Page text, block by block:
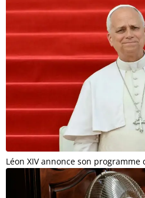
Léon XIV annonce son programme